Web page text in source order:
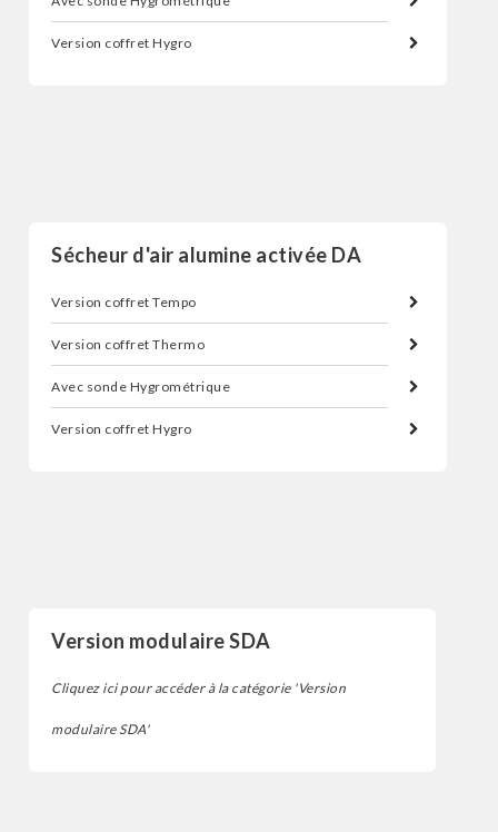
Version coffret Hygro
Sécheur d'air alumine activée DA
Version coffret Tempo
Version coffret Thermo
Avec sonde Hygrométrique
Version coffret Hygro
Version modulaire SDA
Cliquez ici pour accéder à la catégorie 'Version
modulaire SDA'